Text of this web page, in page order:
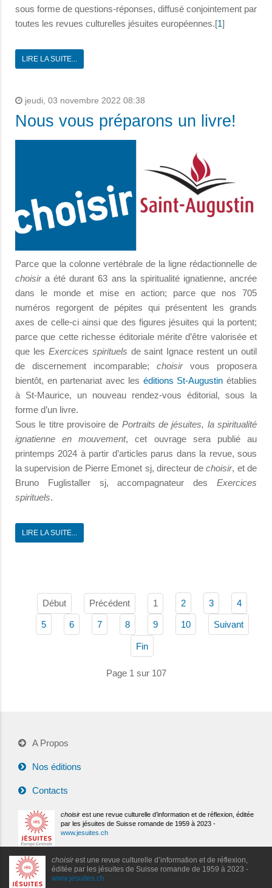
sous forme de questions-réponses, diffusé conjointement par
toutes les revues culturelles jésuites européennes.[1]
LIRE LA SUITE...
jeudi, 03 novembre 2022 08:38
Nous vous préparons un livre!
Parce que la colonne vertébrale de la ligne rédactionnelle de
choisira été durant 63 ans la spiritualité ignatienne, ancrée
dans le monde et mise en action; parce que nos 705
numéros regorgent de pépites qui présentent les grands
axes de celle-ci ainsi que des figures jésuites qui la portent;
parce que cette richesse éditoriale mérite d’être valorisée et
que les Exercices spirituels de saint Ignace restent un outil
de discernement incomparable; choisirvous proposera
bientôt, en partenariat avec les éditions St-Augustin établies
à St-Maurice, un nouveau rendez-vous éditorial, sous la
forme d’un livre.
Sous le titre provisoire de Portraits de jésuites, la spiritualité
ignatienne en mouvement, cet ouvrage sera publié au
printemps 2024 à partir d’articles parus dans la revue, sous
la supervision de Pierre Emonet sj, directeur dechoisir, et de
Bruno Fuglistaller sj, accompagnateur des Exercices
spirituels.
LIRE LA SUITE...
Début Précédent 1 2 3 4
5 6 7 8 9 10 Suivant
Fin
Page 1 sur 107
A Propos
Nos éditions
Contacts
choisir est une revue culturelle d’information et de réflexion, éditée
par les jésuites de Suisse romande de 1959 à 2023 -
www.jesuites.ch
choisirest une revue culturelle d’information et de réflexion,
éditée par les jésuites de Suisse romande de 1959 à 2023 -
www.jesuites.ch